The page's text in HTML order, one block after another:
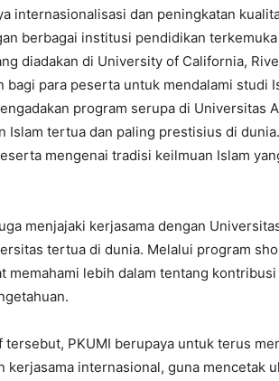
internasionalisasi dan peningkatan
berbagai institusi pendidikan
diadakan di University of California,
bagi para peserta untuk mendalami studi
program serupa di Universitas
Islam tertua dan paling prestisius di
mengenai tradisi keilmuan Islam
menjajaki kerjasama dengan
tertua di dunia. Melalui program
memahami lebih dalam tentang
PKUMI berupaya untuk terus
kerjasama internasional, guna mencetak